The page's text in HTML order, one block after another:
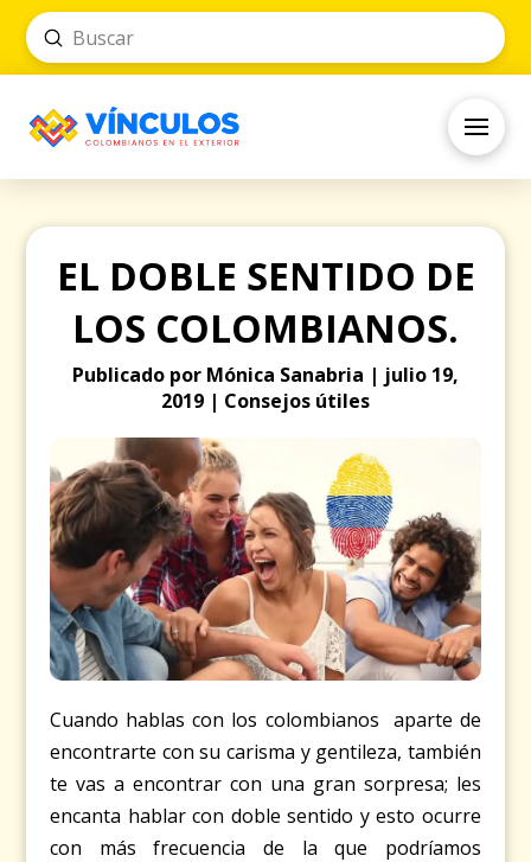
Search
Submit
EL DOBLE SENTIDO DE
LOS COLOMBIANOS.
Publicado por Mónica Sanabria | julio 19,
2019 | Consejos útiles
Cuando hablas con los colombianos aparte de
encontrarte con su carisma y gentileza, también
te vas a encontrar con una gran sorpresa; les
encanta hablar con doble sentido y esto ocurre
con más frecuencia de la que podríamos